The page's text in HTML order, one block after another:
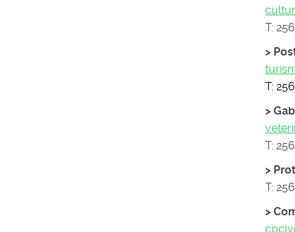
T:
>
T:
>
T:
>
T:
>